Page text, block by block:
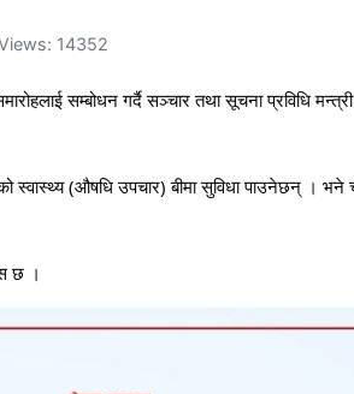
14352
सम्बोधन गर्दै सञ्चार तथा सूचना प्रविधि मन्त्री
(औषधि उपचार) बीमा सुविधा पाउनेछन् । भने
छ ।